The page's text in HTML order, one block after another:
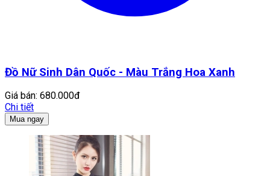
Đồ Nữ Sinh Dân Quốc - Màu Trắng Hoa Xanh
Giá bán: 680.000đ
Chi tiết
Mua ngay